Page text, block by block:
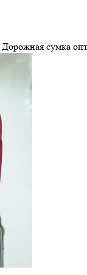
Дорожная сумка